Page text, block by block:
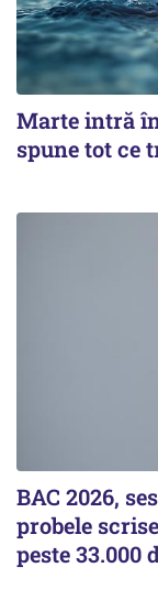
Marte intră
spune tot ce
BAC 2026,
probele
peste 33.000